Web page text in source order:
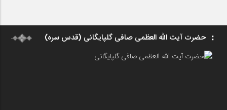
حضرت آیت الله العظمی صافی گلپایگانی (قدس سره)